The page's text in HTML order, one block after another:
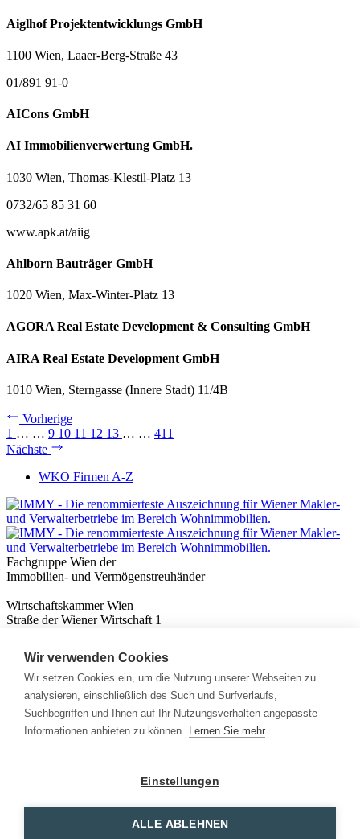
Aiglhof Projektentwicklungs GmbH
1100 Wien, Laaer-Berg-Straße 43
01/891 91-0
AICons GmbH
AI Immobilienverwertung GmbH.
1030 Wien, Thomas-Klestil-Platz 13
0732/65 85 31 60
www.apk.at/aiig
Ahlborn Bauträger GmbH
1020 Wien, Max-Winter-Platz 13
AGORA Real Estate Development & Consulting GmbH
AIRA Real Estate Development GmbH
1010 Wien, Sterngasse (Innere Stadt) 11/4B
Vorherige
1 … … 9 10 11 12 13 … … 411
Nächste
WKO Firmen A-Z
Fachgruppe Wien der
Immobilien- und Vermögenstreuhänder
Wirtschaftskammer Wien
Straße der Wiener Wirtschaft 1
Nützliches
Immobilienwissen
Formulare & Rechner
Expert:innen
Info
Wir verwenden Cookies
Wir setzen Cookies ein, um die Nutzung unserer Webseiten zu
analysieren, einschließlich des Such und Surfverlaufs,
Suchbegriffen und Ihnen auf Ihr Nutzungsverhalten angepasste
Informationen anbieten zu können. Lernen Sie mehr
Einstellungen
ALLE ABLEHNEN